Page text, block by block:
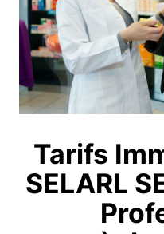
Tarifs
SELARL